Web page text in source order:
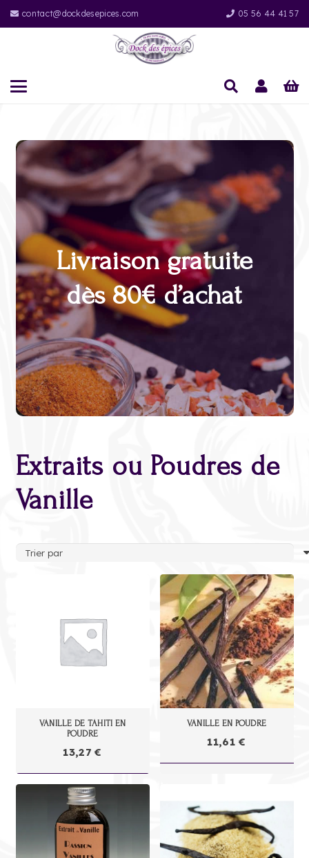
contact@dockdesepices.com 05 56 44 41 57
Livraison gratuite
dès 80€ d’achat
Extraits ou Poudres de
Vanille
VANILLE DE TAHITI EN
POUDRE
13,27€
VANILLE EN POUDRE
11,61€